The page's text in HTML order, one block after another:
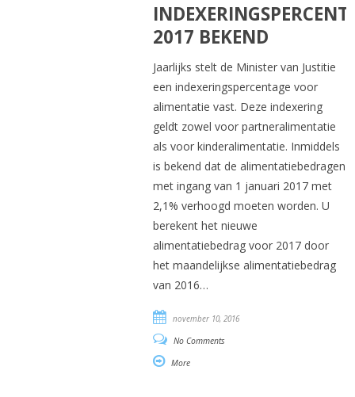
2017 BEKEND
Jaarlijks stelt de Minister van Justitie
een indexeringspercentage voor
alimentatie vast. Deze indexering
geldt zowel voor partneralimentatie
als voor kinderalimentatie. Inmiddels
is bekend dat de alimentatiebedragen
met ingang van 1 januari 2017 met
2,1% verhoogd moeten worden. U
berekent het nieuwe
alimentatiebedrag voor 2017 door
het maandelijkse alimentatiebedrag
van 2016…
november 10, 2016
No Comments
More